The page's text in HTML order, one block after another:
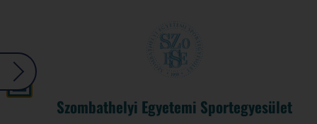
Szombathelyi Egyetemi Sportegyesület